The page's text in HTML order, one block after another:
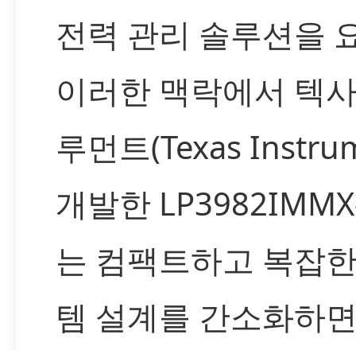
전력 관리 솔루션을
이러한 맥락에서 텍
루먼트(Texas
개발한
는 컴팩트하고 복잡
템 설계를 간소화하